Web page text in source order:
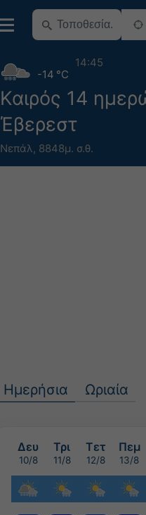
Καιρός 14
Έβερεστ
Νεπάλ, 8848μ. σ.θ.
-14 °C
14:45
Ημερήσια Ωριαία
Δευ Τρι Τετ Πεμ
10/8 11/8 12/8 13/8